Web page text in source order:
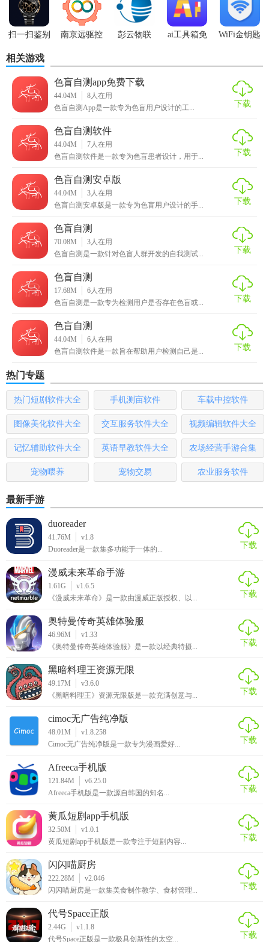
1. 精准检测：采用专业的色盲检测算法，确保检测结果的准
确性。
4. 多语言支持：支持多种语言切换，方便全球用户使用。
1. 实时反馈：检测完成后立即提供结果反馈。
2. 隐私保护：严格遵守隐私政策，确保用户数据安全。
3. 更新及时：定期更新检测算法和数据库，确保软件功能始
终最新。
4. 跨平台支持：支持多种操作系统和设备，如手机、电脑
等。
5. 用户反馈：提供用户反馈功能，帮助改进软件功能和用户
体验。
【色盲自测官方下载优势】
1. 专业性：由专业团队开发，具备丰富的色盲检测和诊断经
2. 便捷性：无需复杂设备，随时随地可进行检测。
3. 准确性：采用先进算法和技术，确保检测结果准确可靠。
4. 隐私保护：严格遵守隐私政策，保护用户数据安全。
5. 多功能性：支持多种色盲类型和检测模式，满足不同用户
需求。
【色盲自测官方下载测评】
色盲自测官方下载是一款非常实用的软件，特别适合需要了
解自己是否患有色盲的用户使用。该软件界面简洁明了，操
议和指导，帮助用户更好地了解和应对色盲问题。此外，软
件的隐私保护功能也值得称赞，确保用户数据安全不受侵
犯。总的来说，这是一款值得推荐的专业色盲检测软件。
扫一扫鉴别
南京远驱控
彭云物联
ai工具箱免
WiFi金钥匙
相关游戏
色盲自测app免费下载
44.04M 8 人在用
色盲自测App是一款专为色盲用户设计的工...
下载
色盲自测软件
44.04M 7 人在用
色盲自测软件是一款专为色盲患者设计，用于...
下载
色盲自测安卓版
44.04M 3 人在用
色盲自测安卓版是一款专为色盲用户设计的手...
下载
色盲自测
70.08M 3 人在用
色盲自测是一款针对色盲人群开发的自我测试...
下载
色盲自测
17.68M 6 人在用
色盲自测是一款专为检测用户是否存在色盲或...
下载
色盲自测
44.04M 6 人在用
色盲自测软件是一款旨在帮助用户检测自己是...
下载
热门专题
热门短剧软件大全 手机测亩软件 车载中控软件
图像美化软件大全 交互服务软件大全 视频编辑软件大全
记忆辅助软件大全 英语早教软件大全 农场经营手游合集
宠物喂养 宠物交易 农业服务软件
最新手游
duoreader
41.76M
v1.8
Duoreader是一款集多功能于一体的...
下载
漫威未来革命手游
1.61G
v1.6.5
《漫威未来革命》是一款由漫威正版授权、以...
下载
奥特曼传奇英雄体验服
46.96M
v1.33
《奥特曼传奇英雄体验服》是一款以经典特摄...
下载
黑暗料理王资源无限
49.17M
v3.6.0
《黑暗料理王》资源无限版是一款充满创意与...
下载
cimoc无广告纯净版
48.01M
v1.8.258
Cimoc无广告纯净版是一款专为漫画爱好...
下载
Afreeca手机版
121.84M
v6.25.0
Afreeca手机版是一款源自韩国的知名...
下载
黄瓜短剧app手机版
32.50M
v1.0.1
黄瓜短剧app手机版是一款专注于短剧内容...
下载
闪闪喵厨房
222.28M
v2.046
闪闪喵厨房是一款集美食制作教学、食材管理...
下载
代号Space正版
2.44G
v1.1.8
代号Space正版是一款极具创新性的太空...
下载